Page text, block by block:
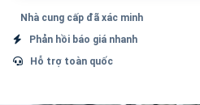
Nhà cung cấp đã xác minh
Phản hồi báo giá nhanh
Hỗ trợ toàn quốc